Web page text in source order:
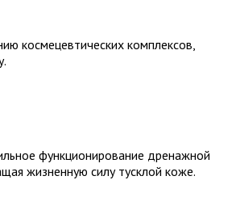
космецевтических комплексов,
функционирование дренажной
жизненную силу тусклой коже.